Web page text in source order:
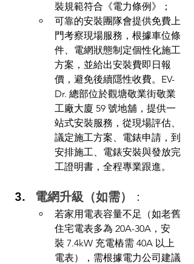
裝規範符合《電力條例》；
可靠的安裝團隊會提供免費上
門考察現場服務，根據車位條
件、電網狀態制定個性化施工
方案，並給出安裝費即日報
價，避免後續隱性收費。EV-
Dr. 總部位於觀塘敬業街敬業
工廠大廈 59 號地舖，提供一
站式安裝服務，從現場評估、
議定施工方案、電錶申請，到
安排施工、電錶安裝與發放完
工證明書，全程專業跟進。
電網升級（如需） ：
若家用電表容量不足（如老舊
住宅電表多為 20A-30A，安
裝 7.4kW 充電樁需 40A 以上
電表），需根據電力公司建議